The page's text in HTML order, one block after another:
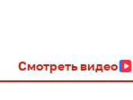
Смотреть видео